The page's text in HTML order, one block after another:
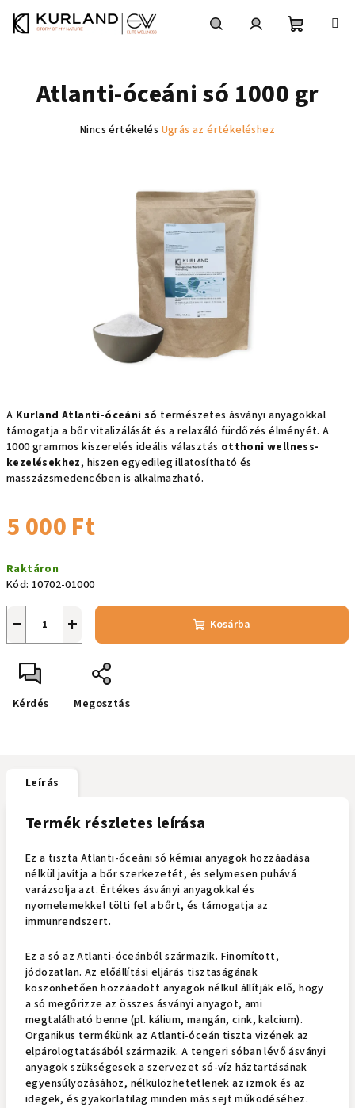
A Kurland Atlanti-óceáni só természetes ásványi anyagokkal
támogatja a bőr vitalizálását és a relaxáló fürdőzés élményét. A
1000 grammos kiszerelés ideális választás otthoni wellness-
kezelésekhez, hiszen egyedileg illatosítható és
masszázsmedencében is alkalmazható.
5 000 Ft
Raktáron
Kód: 10702-01000
+
− Kosárba
Kérdés Megosztás
Atlanti-óceáni só 1000 gr
A
Nincs értékelés Ugrás az értékeléshez
Leírás
Termék részletes leírása
Ez a tiszta Atlanti-óceáni só kémiai anyagok hozzáadása
nélkül javítja a bőr szerkezetét, és selymesen puhává
varázsolja azt. Értékes ásványi anyagokkal és
nyomelemekkel tölti fel a bőrt, és támogatja az
immunrendszert.
Ez a só az Atlanti-óceánból származik. Finomított,
jódozatlan. Az előállítási eljárás tisztaságának
köszönhetően hozzáadott anyagok nélkül állítják elő, hogy
a só megőrizze az összes ásványi anyagot, ami
megtalálható benne (pl. kálium, mangán, cink, kalcium).
Organikus termékünk az Atlanti-óceán tiszta vizének az
elpárologtatásából származik. A tengeri sóban lévő ásványi
anyagok szükségesek a szervezet só-víz háztartásának
egyensúlyozásához, nélkülözhetetlenek az izmok és az
idegek, és gyakorlatilag minden más sejt működéséhez.